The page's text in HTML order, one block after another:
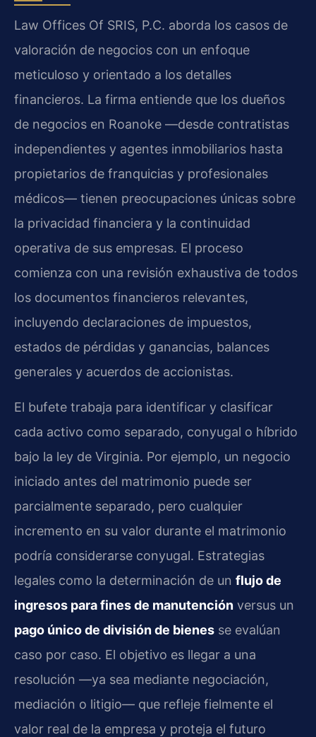
Law Offices Of SRIS, P.C. aborda los casos de
valoración de negocios con un enfoque
meticuloso y orientado a los detalles
financieros. La firma entiende que los dueños
de negocios en Roanoke —desde contratistas
independientes y agentes inmobiliarios hasta
propietarios de franquicias y profesionales
médicos— tienen preocupaciones únicas sobre
la privacidad financiera y la continuidad
operativa de sus empresas. El proceso
comienza con una revisión exhaustiva de todos
los documentos financieros relevantes,
incluyendo declaraciones de impuestos,
estados de pérdidas y ganancias, balances
generales y acuerdos de accionistas.
El bufete trabaja para identificar y clasificar
cada activo como separado, conyugal o híbrido
bajo la ley de Virginia. Por ejemplo, un negocio
iniciado antes del matrimonio puede ser
parcialmente separado, pero cualquier
incremento en su valor durante el matrimonio
podría considerarse conyugal. Estrategias
legales como la determinación de un flujo de
ingresos para fines de manutención versus un
pago único de división de bienes se evalúan
caso por caso. El objetivo es llegar a una
resolución —ya sea mediante negociación,
mediación o litigio— que refleje fielmente el
valor real de la empresa y proteja el futuro